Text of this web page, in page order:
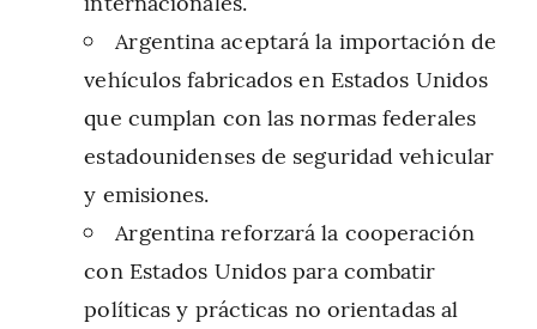
Argentina aceptará la importación de
vehículos fabricados en Estados Unidos
que cumplan con las normas federales
estadounidenses de seguridad vehicular
y emisiones.
Argentina reforzará la cooperación
con Estados Unidos para combatir
políticas y prácticas no orientadas al